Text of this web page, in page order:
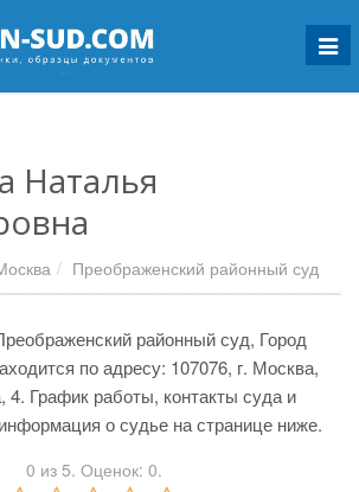
Наталья
Преображенский районный суд
районный суд, Город
по адресу: 107076, г. Москва,
4. График работы, контакты суда и
о судье на странице ниже.
0 из 5. Оценок: 0.